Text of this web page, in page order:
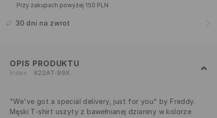
Przy zakupach powyżej 150 PLN
30 dni na zwrot
OPIS PRODUKTU
Index 622AT-99X
"We've got a special delivery, just for you" by Freddy.
Męski T-shirt uszyty z bawełnianej dzianiny w kolorze